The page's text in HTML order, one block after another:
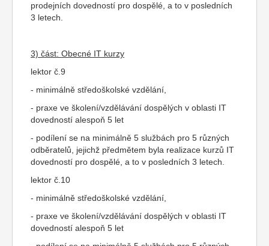
prodejních dovedností pro dospělé, a to v posledních
3 letech.
3) část: Obecné IT kurzy
lektor č.9
- minimálně středoškolské vzdělání,
- praxe ve školení/vzdělávání dospělých v oblasti IT
dovedností alespoň 5 let
- podílení se na minimálně 5 službách pro 5 různých
odběratelů, jejichž předmětem byla realizace kurzů IT
dovedností pro dospělé, a to v posledních 3 letech.
lektor č.10
- minimálně středoškolské vzdělání,
- praxe ve školení/vzdělávání dospělých v oblasti IT
dovedností alespoň 5 let